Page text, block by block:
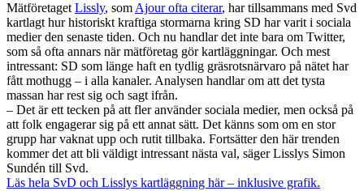
MätföretagetLissly, somAjour ofta citerar, har tillsammans med Svd
kartlagt hur historiskt kraftiga stormarna kring SD har varit i sociala
medier den senaste tiden. Och nu handlar det inte bara om Twitter,
som så ofta annars när mätföretag gör kartläggningar. Och mest
intressant: SD som länge haft en tydlig gräsrotsnärvaro på nätet har
fått mothugg – i alla kanaler. Analysen handlar om att det tysta
massan har rest sig och sagt ifrån.
– Det är ett tecken på att fler använder sociala medier, men också på
att folk engagerar sig på ett annat sätt. Det känns som om en stor
grupp har vaknat upp och rutit tillbaka. Fortsätter den här trenden
kommer det att bli väldigt intressant nästa val, säger Lisslys Simon
Sundén till Svd.
Läs hela SvD och Lisslys kartläggning här – inklusive grafik.